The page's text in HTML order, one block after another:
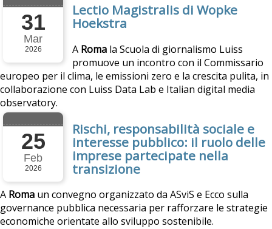
31
Mar
2026
Lectio Magistralis di Wopke
Hoekstra
A Roma la Scuola di giornalismo Luiss
promuove un incontro con il Commissario
europeo per il clima, le emissioni zero e la crescita pulita, in
collaborazione con Luiss Data Lab e Italian digital media
observatory.
25
Feb
2026
Rischi, responsabilità sociale e
interesse pubblico: il ruolo delle
imprese partecipate nella
transizione
A Roma un convegno organizzato da ASviS e Ecco sulla
governance pubblica necessaria per rafforzare le strategie
economiche orientate allo sviluppo sostenibile.